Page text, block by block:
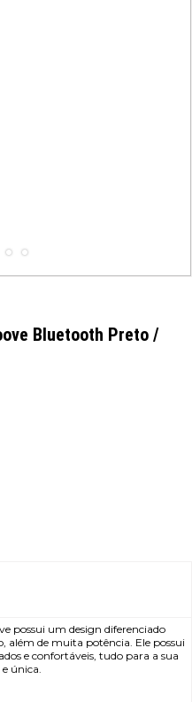
Bluetooth Preto /
possui um design diferenciado
além de muita potência. Ele possui
e confortáveis, tudo para a sua
única.